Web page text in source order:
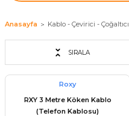
- Çoğaltıcı
/ Powerbank
Anasayfa Kablo - Çevirici - Çoğaltıcı
SIRALA
Roxy
RXY 3 Metre Köken Kablo
(Telefon Kablosu)